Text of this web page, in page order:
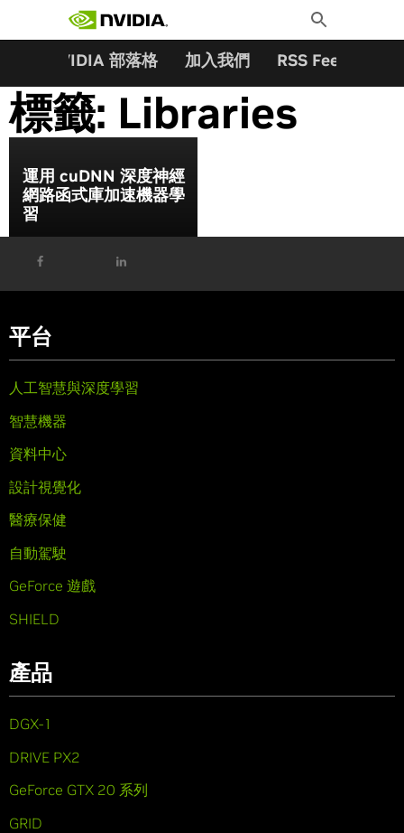
Toggle
Search
NVIDIA 部落格 加入我們 RSS Feeds
標籤: Libraries
運用 cuDNN 深度神經
網路函式庫加速機器學
習
平台
人工智慧與深度學習
智慧機器
資料中心
設計視覺化
醫療保健
自動駕駛
GeForce 遊戲
SHIELD
產品
DGX-1
DRIVE PX2
GeForce GTX 20 系列
GRID